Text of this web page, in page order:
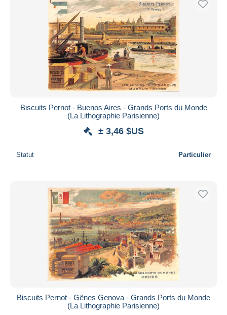
Biscuits Pernot - Buenos Aires - Grands Ports du Monde
(La Lithographie Parisienne)
± 3,46 $US
Statut Particulier
Biscuits Pernot - Gênes Genova - Grands Ports du Monde
(La Lithographie Parisienne)